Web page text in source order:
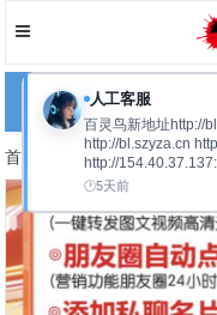
网站导航
首页 云端软件 正文
人工客服
百灵鸟新地址http://
http://bl.szyza.cn
http://
5天前